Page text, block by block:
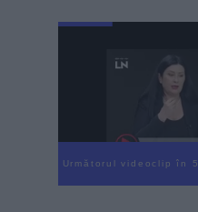
Următorul videoclip în 4